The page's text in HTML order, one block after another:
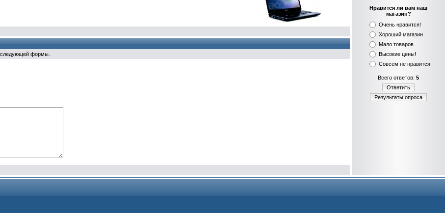
формы.
Нравится ли вам наш
магазин?
Очень нравится!
Хороший магазин
Мало товаров
Высокие цены!
Совсем не нравится
Всего ответов: 5
Ответить
Результаты опроса